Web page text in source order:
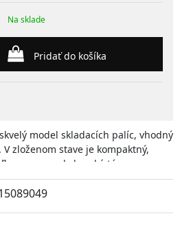
Na sklade
Pridať do košíka
model skladacích palíc, vhodný
zloženom stave je kompaktný,
pre vysokohorské túry,
trekking, trail running a